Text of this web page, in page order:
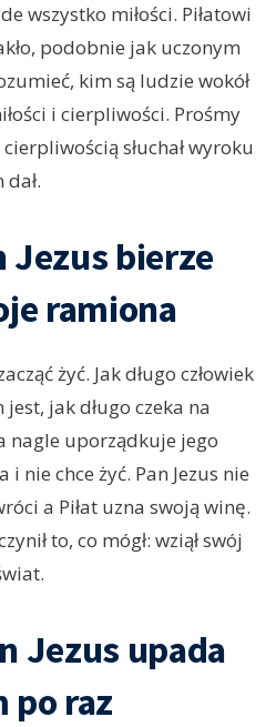
wszystko miłości. Piłatowi
podobnie jak uczonym
kim są ludzie wokół
i cierpliwości. Prośmy
słuchał wyroku
Jezus bierze
ramiona
żyć. Jak długo człowiek
jak długo czeka na
nagle uporządkuje jego
i nie chce żyć. Pan Jezus nie
a Piłat uzna swoją winę.
to, co mógł: wziął swój
Jezus upada
po raz